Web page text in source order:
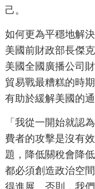
己。
如何更為平穩地解
美國前財政部長傑
美國全國廣播公司
貿易戰最糟糕的時
有助於緩解美國的通
「我從一開始就認
費者的攻擊是沒有
題，降低關稅會降
都必須創造政治空
得進展。否則，我